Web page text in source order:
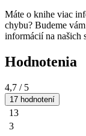
Máte o knihe viac
chybu? Budeme
informácií na našich
Hodnotenia
4,7 / 5
17 hodnotení
13
3